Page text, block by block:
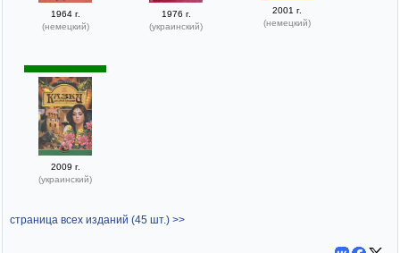
1964 г.
(немецкий)
1976 г.
(украинский)
2001 г.
(немецкий)
2009 г.
(украинский)
страница всех изданий (45 шт.) >>